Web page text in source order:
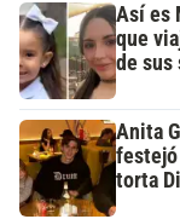
Así es
que
de sus
Anita
festejó
torta